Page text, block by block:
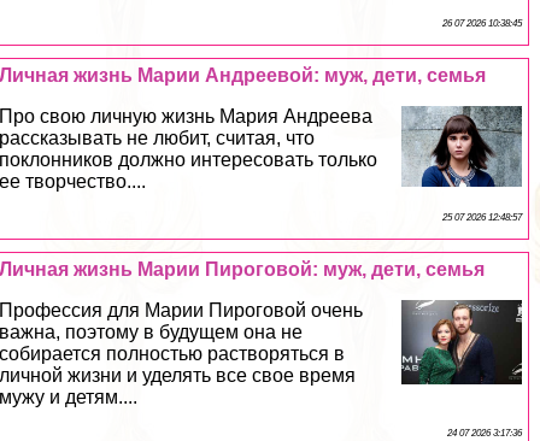
26 07 2026 10:38:45
Личная жизнь Марии Андреевой: муж, дети, семья
Про свою личную жизнь Мария Андреева
рассказывать не любит, считая, что
поклонников должно интересовать только
ее творчество....
25 07 2026 12:48:57
Личная жизнь Марии Пироговой: муж, дети, семья
Профессия для Марии Пироговой очень
важна, поэтому в будущем она не
собирается полностью растворяться в
личной жизни и уделять все свое время
мужу и детям....
24 07 2026 3:17:36